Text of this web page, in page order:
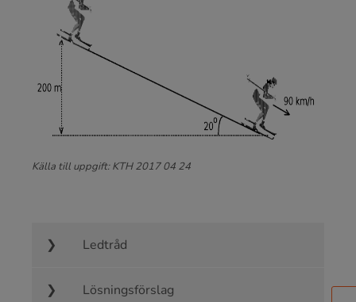
Källa till uppgift: KTH 2017 04 24
Ledtråd
Lösningsförslag